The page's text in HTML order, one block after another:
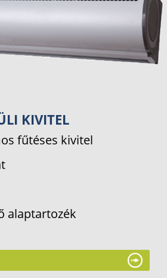
KIVITEL
fűtéses kivitel
alaptartozék